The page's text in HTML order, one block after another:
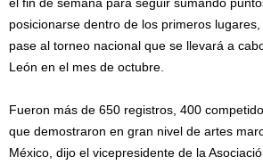
posicionarse dentro de los primeros
pase al torneo nacional que se llevará a
León en el mes de octubre.
Fueron más de 650 registros, 400
que demostraron en gran nivel de artes
México, dijo el vicepresidente de la